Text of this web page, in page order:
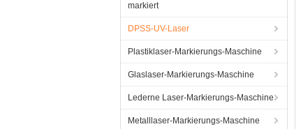
markiert
DPSS-UV-Laser
Plastiklaser-Markierungs-Maschine
Glaslaser-Markierungs-Maschine
Lederne Laser-Markierungs-Maschine
Metalllaser-Markierungs-Maschine